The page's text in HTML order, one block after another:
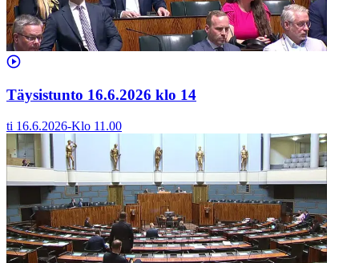
Täysistunto 16.6.2026 klo 14
ti 16.6.2026-Klo 11.00